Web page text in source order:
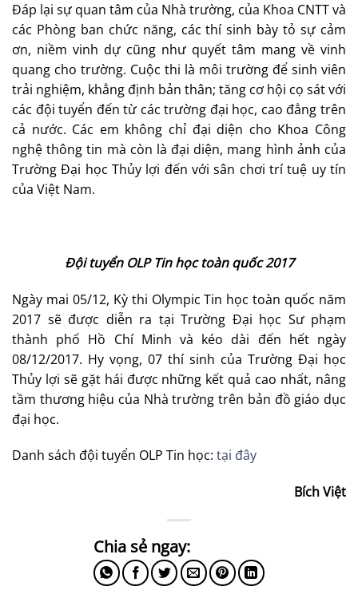
Đáp lại sự quan tâm của Nhà trường, của Khoa CNTT và
các Phòng ban chức năng, các thí sinh bày tỏ sự cảm
ơn, niềm vinh dự cũng như quyết tâm mang về vinh
quang cho trường. Cuộc thi là môi trường để sinh viên
trải nghiệm, khẳng định bản thân; tăng cơ hội cọ sát với
các đội tuyển đến từ các trường đại học, cao đẳng trên
cả nước. Các em không chỉ đại diện cho Khoa Công
nghệ thông tin mà còn là đại diện, mang hình ảnh của
Trường Đại học Thủy lợi đến với sân chơi trí tuệ uy tín
của Việt Nam.
Đội tuyển OLP Tin học toàn quốc 2017
Ngày mai 05/12, Kỳ thi Olympic Tin học toàn quốc năm
2017 sẽ được diễn ra tại Trường Đại học Sư phạm
thành phố Hồ Chí Minh và kéo dài đến hết ngày
08/12/2017. Hy vọng, 07 thí sinh của Trường Đại học
Thủy lợi sẽ gặt hái được những kết quả cao nhất, nâng
tầm thương hiệu của Nhà trường trên bản đồ giáo dục
đại học.
Danh sách đội tuyển OLP Tin học: tại đây
Bích Việt